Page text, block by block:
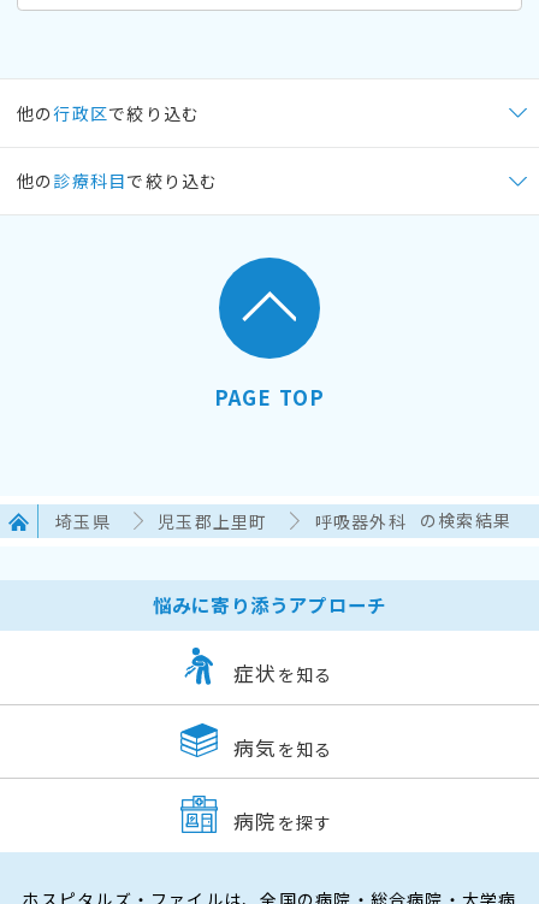
他の行政区で絞り込む
他の 診療科目で絞り込む
PAGE TOP
埼玉県 児玉郡上里町 呼吸器外科 の検索結果
悩みに寄り添うアプローチ
症状 を知る
病気 を知る
病院 を探す